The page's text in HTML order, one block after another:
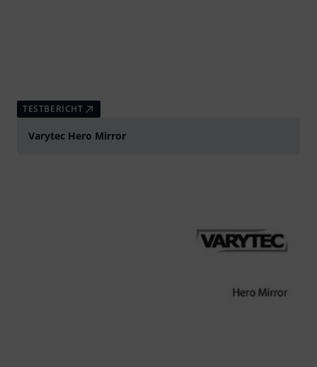
TESTBERICHT
Varytec Hero Mirror